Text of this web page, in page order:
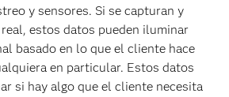
y sensores. Si se capturan y
estos datos pueden iluminar
basado en lo que el cliente hace
en particular. Estos datos
si hay algo que el cliente necesita